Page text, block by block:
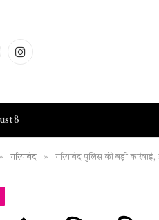
Instagram
8
» गरियाबंद » गरियाबंद पुलिस की बड़ी